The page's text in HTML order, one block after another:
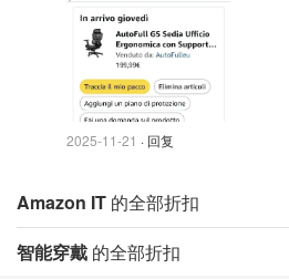
2025-11-21 · 回复
Amazon IT 的全部折扣
智能穿戴 的全部折扣